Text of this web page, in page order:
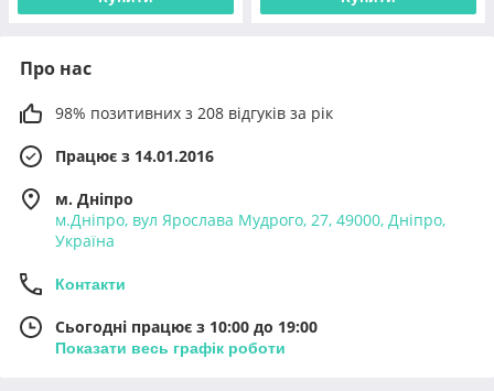
Про нас
98% позитивних з 208 відгуків за рік
Працює з 14.01.2016
м. Дніпро
м.Дніпро, вул Ярослава Мудрого, 27, 49000, Дніпро,
Україна
Контакти
Сьогодні працює з 10:00 до 19:00
Показати весь графік роботи